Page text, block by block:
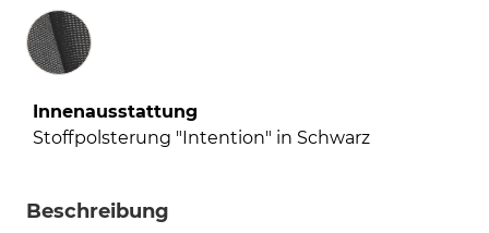
Innenausstattung
Innenausstattung
Stoffpolsterung "Intention" in Schwarz
Beschreibung